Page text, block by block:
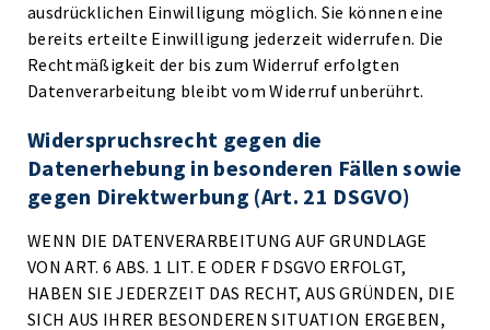
ausdrücklichen Einwilligung möglich. Sie können eine
bereits erteilte Einwilligung jederzeit widerrufen. Die
Rechtmäßigkeit der bis zum Widerruf erfolgten
Datenverarbeitung bleibt vom Widerruf unberührt.
Widerspruchsrecht gegen die
Datenerhebung in besonderen Fällen sowie
gegen Direktwerbung (Art. 21 DSGVO)
WENN DIE DATENVERARBEITUNG AUF GRUNDLAGE
VON ART. 6 ABS. 1 LIT. E ODER F DSGVO ERFOLGT,
HABEN SIE JEDERZEIT DAS RECHT, AUS GRÜNDEN, DIE
SICH AUS IHRER BESONDEREN SITUATION ERGEBEN,